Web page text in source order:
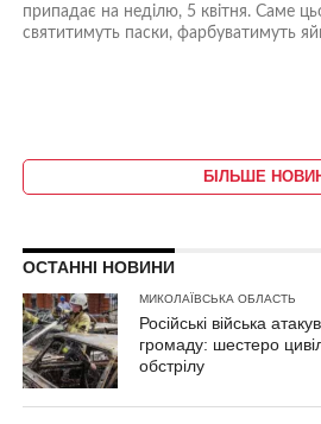
припадає на неділю, 5 квітня. Саме
святитимуть паски, фарбуватимуть
БІЛЬШЕ
ОСТАННІ НОВИНИ
МИКОЛАЇВСЬКА ОБЛАСТЬ
Російські війська
громаду: шестеро
обстрілу